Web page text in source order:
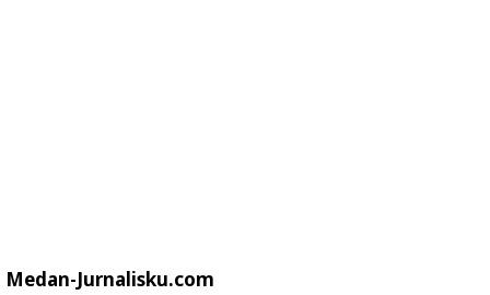
Medan-Jurnalisku.com